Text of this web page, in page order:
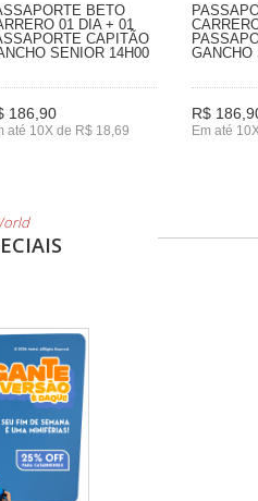
BETO
01 DIA + 01
CAPITÃO
SENIOR 14H00
186,90
até 10X de R$ 18,69
GANCHO
R$
Em até